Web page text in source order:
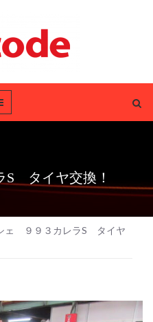
タイヤ交換！
ェ ９９３カレラS タイヤ